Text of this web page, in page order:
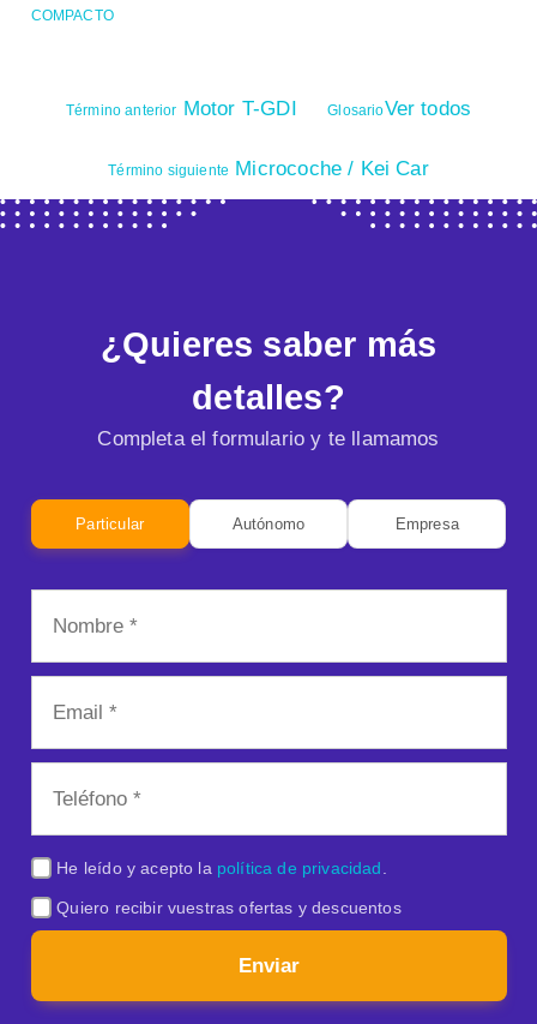
COMPACTO
Término anterior Motor T-GDI GlosarioVer todos
Término siguiente Microcoche / Kei Car
¿Quieres saber más
detalles?
Completa el formulario y te llamamos
Particular Autónomo Empresa
He leído y acepto la política de privacidad
Quiero recibir vuestras ofertas y descuentos
Enviar